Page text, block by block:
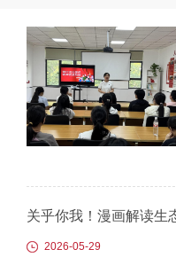
关乎你我！漫画解读生
2026-05-29